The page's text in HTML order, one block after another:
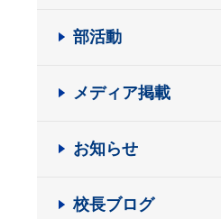
部活動
メディア掲載
お知らせ
校長ブログ